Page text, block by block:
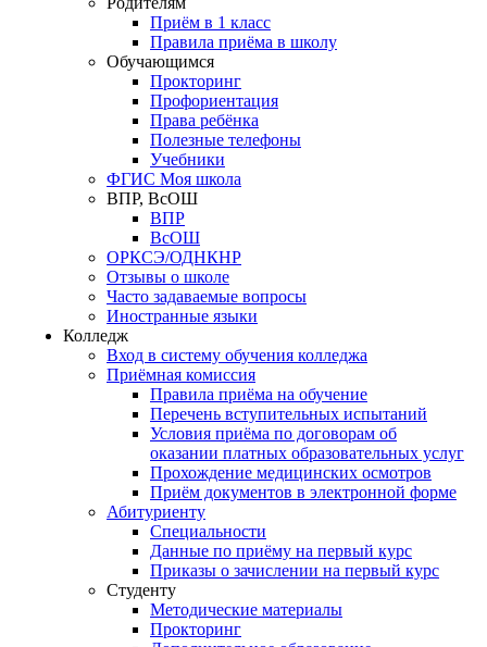
Приём в 1 класс
Правила приёма в школу
Обучающимся
Прокторинг
Профориентация
Права ребёнка
Полезные телефоны
Учебники
ФГИС Моя школа
ВПР, ВсОШ
ВПР
ВсОШ
ОРКСЭ/ОДНКНР
Отзывы о школе
Часто задаваемые вопросы
Иностранные языки
Колледж
Вход в систему обучения колледжа
Приёмная комиссия
Правила приёма на обучение
Перечень вступительных испытаний
Условия приёма по договорам об
оказании платных образовательных услуг
Прохождение медицинских осмотров
Приём документов в электронной форме
Абитуриенту
Специальности
Данные по приёму на первый курс
Приказы о зачислении на первый курс
Студенту
Методические материалы
Прокторинг